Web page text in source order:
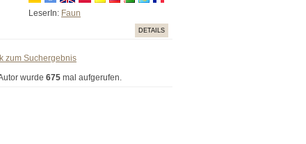
LeserIn: Faun
DETAILS
zum Suchergebnis
wurde 675 mal aufgerufen.